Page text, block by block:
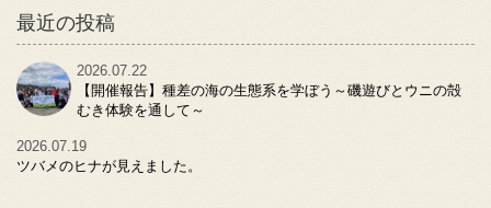
最近の投稿
2026.07.22
【開催報告】種差の海の生態系を学ぼう～磯遊びとウニの殻
むき体験を通して～
2026.07.19
ツバメのヒナが見えました。